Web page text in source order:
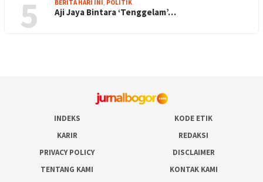
5 BERITA HARI INI POLITIK
Aji Jaya Bintara ‘Tenggelam’…
INDEKS
KODE ETIK
KARIR
REDAKSI
PRIVACY POLICY
DISCLAIMER
TENTANG KAMI
KONTAK KAMI